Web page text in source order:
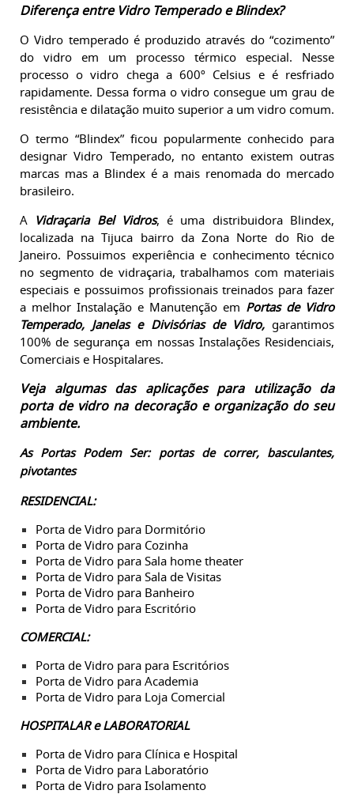
Diferença entre Vidro Temperado e Blindex?
O Vidro temperado é produzido através do “cozimento”
do vidro em um processo térmico especial. Nesse
processo o vidro chega a 600º Celsius e é resfriado
rapidamente. Dessa forma o vidro consegue um grau de
resistência e dilatação muito superior a um vidro comum.
O termo “Blindex” ficou popularmente conhecido para
designar Vidro Temperado, no entanto existem outras
marcas mas a Blindex é a mais renomada do mercado
brasileiro.
A Vidraçaria Bel Vidros, é uma distribuidora Blindex,
localizada na Tijuca bairro da Zona Norte do Rio de
Janeiro. Possuimos experiência e conhecimento técnico
no segmento de vidraçaria,trabalhamos com materiais
especiais e possuimos profissionais treinados para fazer
a melhor Instalação e Manutenção em Portas de Vidro
Temperado, Janelas e Divisórias de Vidro, garantimos
100% de segurança em nossas Instalações Residenciais,
Comerciais e Hospitalares.
Veja algumas das aplicações para utilização da
porta de vidro na decoração e organização do seu
ambiente.
As Portas Podem Ser: portas de correr, basculantes,
pivotantes
RESIDENCIAL:
Porta de Vidro para Dormitório
Porta de Vidro para Cozinha
Porta de Vidro para Sala home theater
Porta de Vidro para Sala de Visitas
Porta de Vidro para Banheiro
Porta de Vidro para Escritório
COMERCIAL:
Porta de Vidro para para Escritórios
Porta de Vidro para Academia
Porta de Vidro para Loja Comercial
HOSPITALAR e LABORATORIAL
Porta de Vidro para Clínica e Hospital
Porta de Vidro para Laboratório
Porta de Vidro para Isolamento